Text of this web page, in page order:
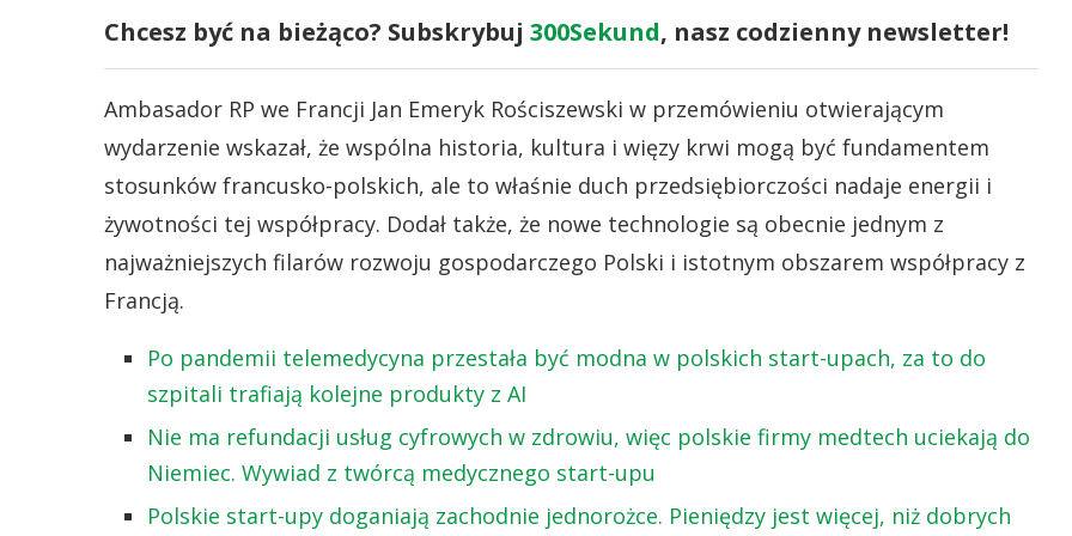
Chcesz być na bieżąco? Subskrybuj 300Sekund, nasz codzienny newsletter!
Ambasador RP we Francji Jan Emeryk Rościszewski w przemówieniu otwierającym
wydarzenie wskazał, że wspólna historia, kultura i więzy krwi mogą być fundamentem
stosunków francusko-polskich, ale to właśnie duch przedsiębiorczości nadaje energii i
żywotności tej współpracy. Dodał także, że nowe technologie są obecnie jednym z
najważniejszych filarów rozwoju gospodarczego Polski i istotnym obszarem współpracy z
Francją.
Po pandemii telemedycyna przestała być modna w polskich start-upach, za to do
szpitali trafiają kolejne produkty z AI
Nie ma refundacji usług cyfrowych w zdrowiu, więc polskie firmy medtech uciekają do
Niemiec. Wywiad z twórcą medycznego start-upu
Polskie start-upy doganiają zachodnie jednorożce. Pieniędzy jest więcej, niż dobrych